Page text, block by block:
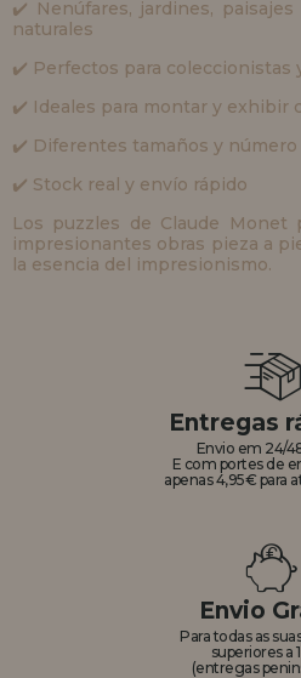
✔️ Nenúfares, jardines,
naturales
✔️ Perfectos para coleccionistas
✔️ Ideales para montar y exhibir
✔️ Diferentes tamaños y número
✔️ Stock real y envío rápido
Los puzzles de Claude
impresionantes obras pieza a
la esencia del impresionismo.
Entregas
Envio em 24/
E com portes de
apenas 4,95€ para
Envio
Para todas as
superiores a
(entregas